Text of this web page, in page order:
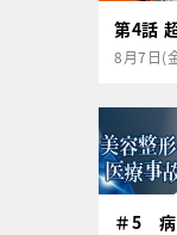
第4話
8月7日(
＃5 病